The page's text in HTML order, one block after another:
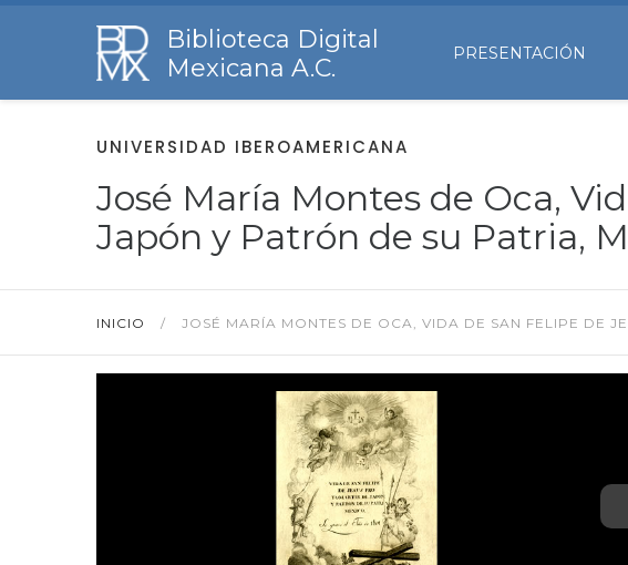
Biblioteca Digital
Mexicana A.C.
PRESENTACIÓN
UNIVERSIDAD IBEROAMERICANA
José María Montes de Oca,
Japón y Patrón de su Patria,
INICIO / JOSÉ MARÍA MONTES DE OCA, VIDA DE SAN FELIPE DE